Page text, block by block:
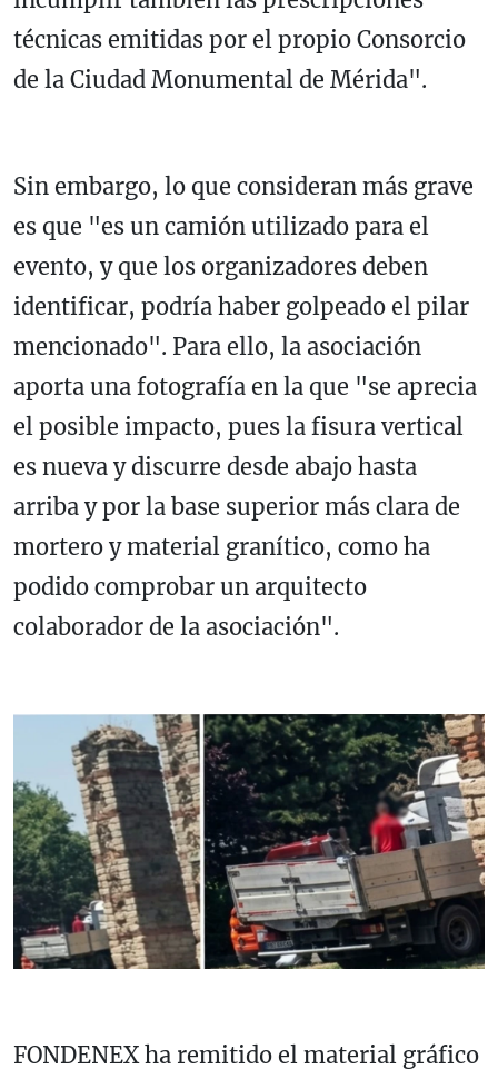
técnicas emitidas por el propio Consorcio
de la Ciudad Monumental de Mérida".
Sin embargo, lo que consideran más grave
es que "es un camión utilizado para el
evento, y que los organizadores deben
identificar, podría haber golpeado el pilar
mencionado". Para ello, la asociación
aporta una fotografía en la que "se aprecia
el posible impacto, pues la fisura vertical
es nueva y discurre desde abajo hasta
arriba y por la base superior más clara de
mortero y material granítico, como ha
podido comprobar un arquitecto
colaborador de la asociación".
FONDENEX ha remitido el material gráfico